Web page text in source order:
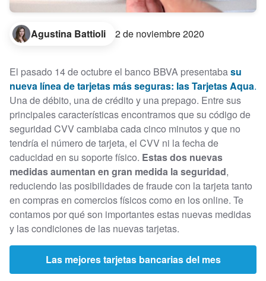
Agustina Battioli 2 de noviembre 2020
El pasado 14 de octubre el banco BBVA presentabasu
nueva línea de tarjetas más seguras: las Tarjetas Aqua.
Una de débito, una de crédito y una prepago. Entre sus
principales características encontramos que su código de
seguridad CVV cambiaba cada cinco minutos y que no
tendría el número de tarjeta, el CVV ni la fecha de
caducidad en su soporte físico. Estas dos nuevas
medidas aumentan en gran medida la seguridad,
reduciendo las posibilidades de fraude con la tarjeta tanto
en compras en comercios físicos como en los online. Te
contamos por qué son importantes estas nuevas medidas
y las condiciones de las nuevas tarjetas.
Las mejores tarjetas bancarias del mes